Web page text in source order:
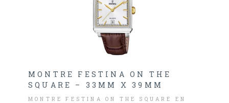
MONTRE FESTINA ON THE
SQUARE – 33MM X 39MM
MONTRE FESTINA ON THE SQUARE EN